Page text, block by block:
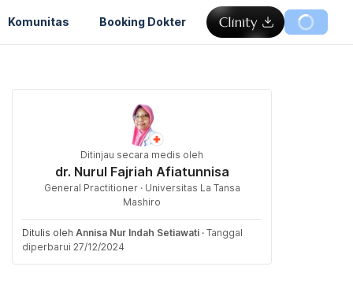
Komunitas Booking Dokter
Ditinjau secara medis oleh
dr. Nurul Fajriah Afiatunnisa
General Practitioner · Universitas La Tansa
Mashiro
Ditulis oleh Annisa Nur Indah Setiawati · Tanggal
diperbarui 27/12/2024